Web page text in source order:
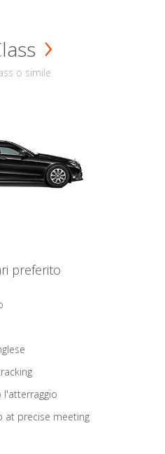
o simile
preferito
at precise meeting